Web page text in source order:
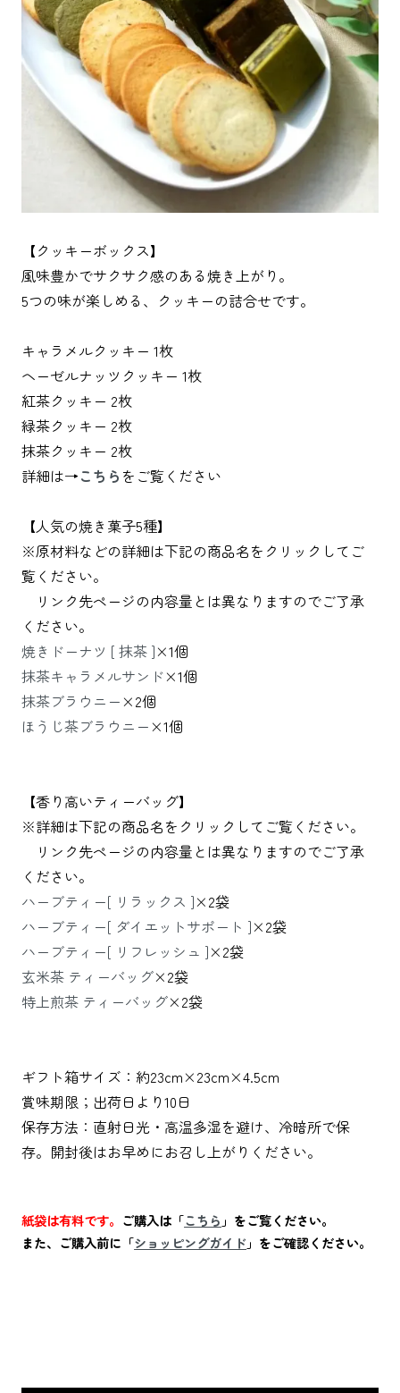
【クッキーボックス】
風味豊かでサクサク感のある焼き上がり。
5つの味が楽しめる、クッキーの詰合せです。
キャラメルクッキー 1枚
ヘーゼルナッツクッキー 1枚
紅茶クッキー 2枚
緑茶クッキー 2枚
抹茶クッキー 2枚
詳細は→こちら をご覧ください
【人気の焼き菓子5種】
※原材料などの詳細は下記の商品名をクリックしてご
覧ください。
リンク先ページの内容量とは異なりますのでご了承
ください。
焼きドーナツ [ 抹茶 ]×1個
抹茶キャラメルサンド×1個
抹茶ブラウニー×2個
ほうじ茶ブラウニー×1個
【香り高いティーバッグ】
※詳細は下記の商品名をクリックしてご覧ください。
リンク先ページの内容量とは異なりますのでご了承
ください。
ハーブティー[ リラックス ]×2袋
ハーブティー[ ダイエットサポート ]×2袋
ハーブティー[ リフレッシュ ]×2袋
玄米茶 ティーバッグ×2袋
特上煎茶 ティーバッグ×2袋
ギフト箱サイズ：約23cm×23cm×4.5cm
賞味期限；出荷日より10日
保存方法：直射日光・高温多湿を避け、冷暗所で保
存。開封後はお早めにお召し上がりください。
紙袋は有料です。 ご購入は「こちら 」をご覧ください。
また、ご購入前に「ショッピングガイド 」をご確認ください。